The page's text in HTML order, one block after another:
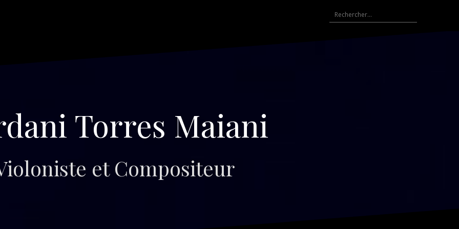
Rechercher :
Torres Maiani
et Compositeur